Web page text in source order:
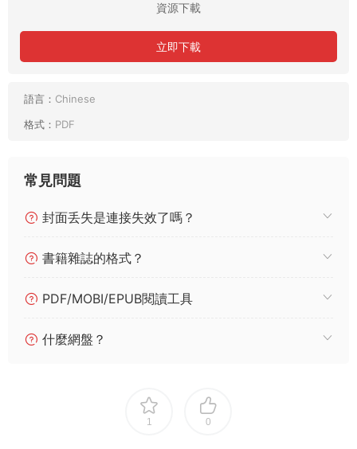
資源下載
立即下載
語言： Chinese
格式： PDF
常見問題
封面丢失是連接失效了嗎？
書籍雜誌的格式？
PDF/MOBI/EPUB閱讀工具
什麼網盤？
1 0